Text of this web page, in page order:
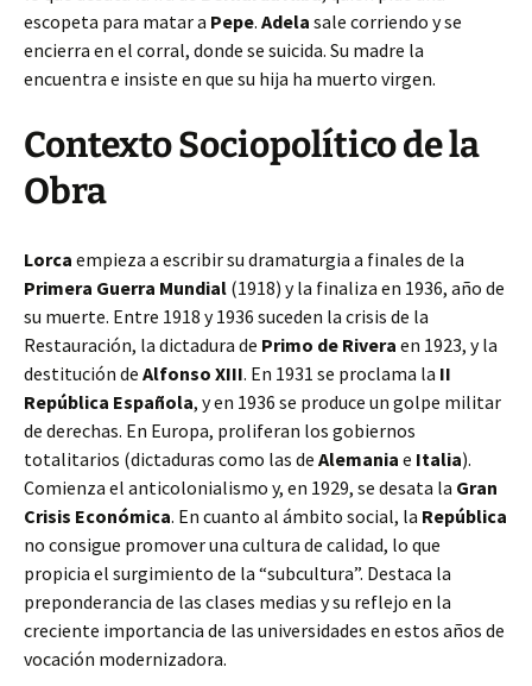
escopeta para matar a Pepe. Adela sale corriendo y se
encierra en el corral, donde se suicida. Su madre la
encuentra e insiste en que su hija ha muerto virgen.
Contexto Sociopolítico de la
Obra
Lorca empieza a escribir su dramaturgia a finales de la
Primera Guerra Mundial (1918) y la finaliza en 1936, año de
su muerte. Entre 1918 y 1936 suceden la crisis de la
Restauración, la dictadura de Primo de Rivera en 1923, y la
destitución de Alfonso XIII. En 1931 se proclama la II
República Española, y en 1936 se produce un golpe militar
de derechas. En Europa, proliferan los gobiernos
totalitarios (dictaduras como las de Alemania e Italia).
Comienza el anticolonialismo y, en 1929, se desata la Gran
Crisis Económica. En cuanto al ámbito social, la República
no consigue promover una cultura de calidad, lo que
propicia el surgimiento de la “subcultura”. Destaca la
preponderancia de las clases medias y su reflejo en la
creciente importancia de las universidades en estos años de
vocación modernizadora.